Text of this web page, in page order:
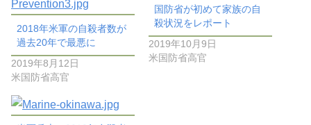
2018年米軍の自殺者数が
過去20年で最悪に
2019年8月12日
米国防省高官
国防省が初めて家族の自
殺状況をレポート
2019年10月9日
米国防省高官